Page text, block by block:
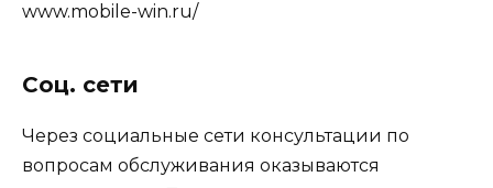
www.mobile-win.ru/
Соц. сети
Через социальные сети консультации по
вопросам обслуживания оказываются